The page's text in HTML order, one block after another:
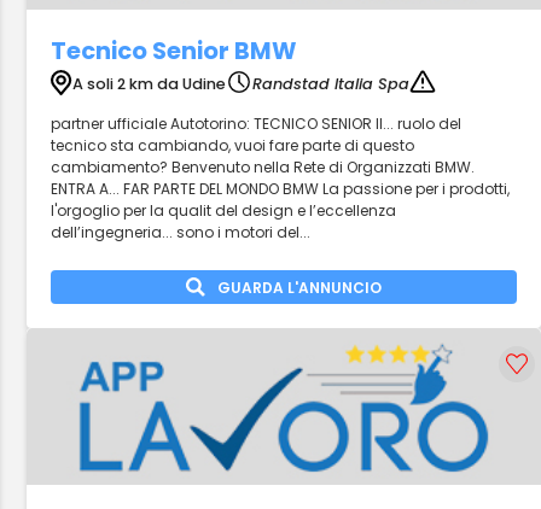
Tecnico Senior BMW
A soli 2 km da Udine
Randstad Italia Spa
partner ufficiale Autotorino: TECNICO SENIOR Il... ruolo del
tecnico sta cambiando, vuoi fare parte di questo
cambiamento? Benvenuto nella Rete di Organizzati BMW.
ENTRA A... FAR PARTE DEL MONDO BMW La passione per i prodotti,
l'orgoglio per la qualit del design e l’eccellenza
dell’ingegneria... sono i motori del...
GUARDA L'ANNUNCIO